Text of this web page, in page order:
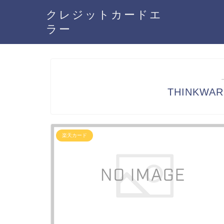
クレジットカードエ
ラー
楽天カード